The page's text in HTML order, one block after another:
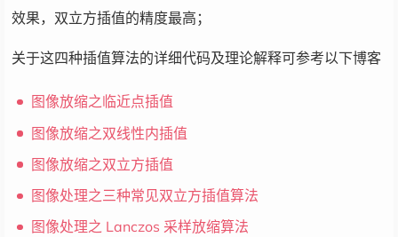
效果，双立方插值的精度最高；
关于这四种插值算法的详细代码及理论解释可参考以下博客
图像放缩之临近点插值
图像放缩之双线性内插值
图像放缩之双立方插值
图像处理之三种常见双立方插值算法
图像处理之 Lanczos 采样放缩算法